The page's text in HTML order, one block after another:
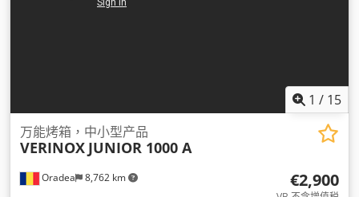
1 / 15
Oradea 8,762 km
万能烤箱，中小型产品
VERINOX JUNIOR 1000 A
€2,900